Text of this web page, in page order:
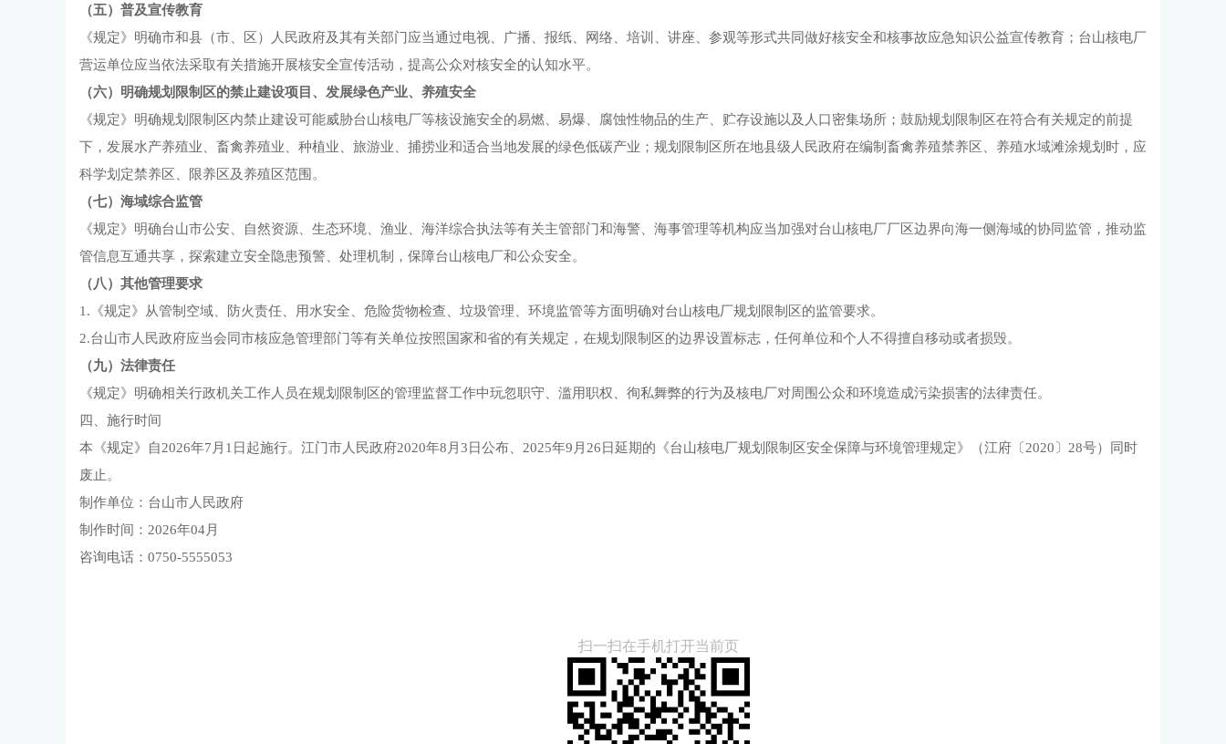
（五）普及宣传教育
《规定》明确市和县（市、区）人民政府及其有关部门应当通过电视、广播、报纸、网络、培训、讲座、参观等形式共同做好核安全和核事故应急知识公益宣传教育；台山核电厂
营运单位应当依法采取有关措施开展核安全宣传活动，提高公众对核安全的认知水平。
（六）明确规划限制区的禁止建设项目、发展绿色产业、养殖安全
《规定》明确规划限制区内禁止建设可能威胁台山核电厂等核设施安全的易燃、易爆、腐蚀性物品的生产、贮存设施以及人口密集场所；鼓励规划限制区在符合有关规定的前提
下，发展水产养殖业、畜禽养殖业、种植业、旅游业、捕捞业和适合当地发展的绿色低碳产业；规划限制区所在地县级人民政府在编制畜禽养殖禁养区、养殖水域滩涂规划时，应
科学划定禁养区、限养区及养殖区范围。
（七）海域综合监管
《规定》明确台山市公安、自然资源、生态环境、渔业、海洋综合执法等有关主管部门和海警、海事管理等机构应当加强对台山核电厂厂区边界向海一侧海域的协同监管，推动监
管信息互通共享，探索建立安全隐患预警、处理机制，保障台山核电厂和公众安全。
（八）其他管理要求
1.《规定》从管制空域、防火责任、用水安全、危险货物检查、垃圾管理、环境监管等方面明确对台山核电厂规划限制区的监管要求。
2.台山市人民政府应当会同市核应急管理部门等有关单位按照国家和省的有关规定，在规划限制区的边界设置标志，任何单位和个人不得擅自移动或者损毁。
（九）法律责任
《规定》明确相关行政机关工作人员在规划限制区的管理监督工作中玩忽职守、滥用职权、徇私舞弊的行为及核电厂对周围公众和环境造成污染损害的法律责任。
四、施行时间
本《规定》自2026年7月1日起施行。江门市人民政府2020年8月3日公布、2025年9月26日延期的《台山核电厂规划限制区安全保障与环境管理规定》（江府〔2020〕28号）同时
废止。
制作单位：台山市人民政府
制作时间：2026年04月
咨询电话：0750-5555053
扫一扫在手机打开当前页